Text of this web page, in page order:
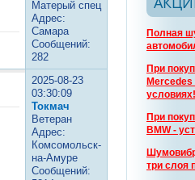
Матерый спец
Адрес:
Самара
Сообщений:
282
2025-08-23
03:30:09
Токмач
Ветеран
Адрес:
Комсомольск-
на-Амуре
Сообщений:
Полная
При
Mercedes
условиях!
При
BMW -
три слоя